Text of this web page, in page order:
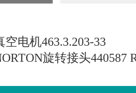
电机463.3.203-33
旋转接头440587